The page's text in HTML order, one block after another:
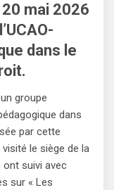
20 mai 2026
dans le
groupe
dans
par cette
le siège de la
ont suivi avec
sur « Les